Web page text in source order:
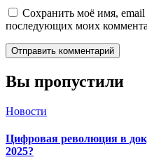
Сохранить моё имя, email
последующих моих
Вы пропустили
Новости
Цифровая революция в
2025?